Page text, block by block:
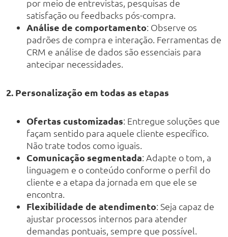
por meio de entrevistas, pesquisas de
satisfação ou feedbacks pós-compra.
Análise de comportamento: Observe os
padrões de compra e interação. Ferramentas de
CRM e análise de dados são essenciais para
antecipar necessidades.
2. Personalização em todas as etapas
Ofertas customizadas: Entregue soluções que
façam sentido para aquele cliente específico.
Não trate todos como iguais.
Comunicação segmentada: Adapte o tom, a
linguagem e o conteúdo conforme o perfil do
cliente e a etapa da jornada em que ele se
encontra.
Flexibilidade de atendimento: Seja capaz de
ajustar processos internos para atender
demandas pontuais, sempre que possível.